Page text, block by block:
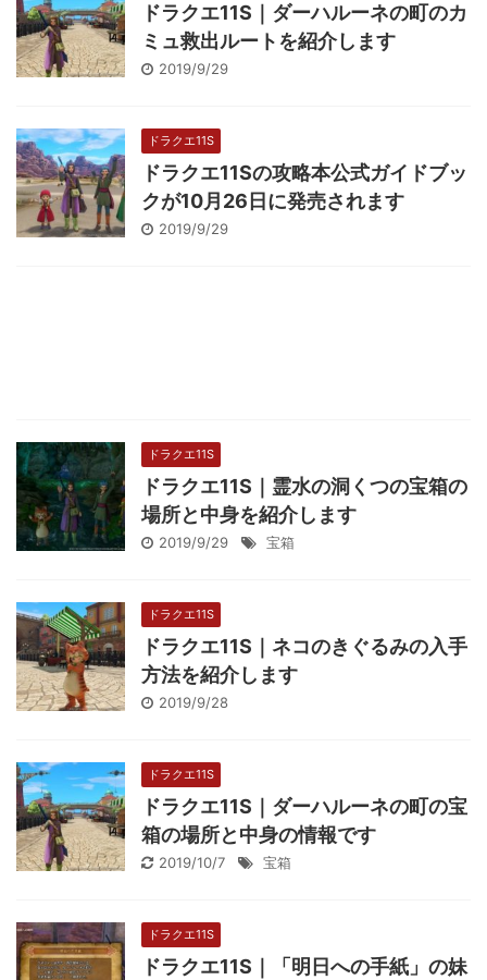
ドラクエ11S｜ダーハルーネの町のカ
ミュ救出ルートを紹介します
2019/9/29
ドラクエ11S
ドラクエ11Sの攻略本公式ガイドブッ
クが10月26日に発売されます
2019/9/29
ドラクエ11S
ドラクエ11S｜霊水の洞くつの宝箱の
場所と中身を紹介します
2019/9/29 宝箱
ドラクエ11S
ドラクエ11S｜ネコのきぐるみの入手
方法を紹介します
2019/9/28
ドラクエ11S
ドラクエ11S｜ダーハルーネの町の宝
箱の場所と中身の情報です
2019/10/7 宝箱
ドラクエ11S
ドラクエ11S｜「明日への手紙」の妹